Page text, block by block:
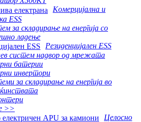
Комерцијална и
ESS
за складирање на енергија со
ладење
Резиденцијален ESS
систем надвор од мрежата
батерии
инвертори
за складирање на енергија во
>>
Целосно